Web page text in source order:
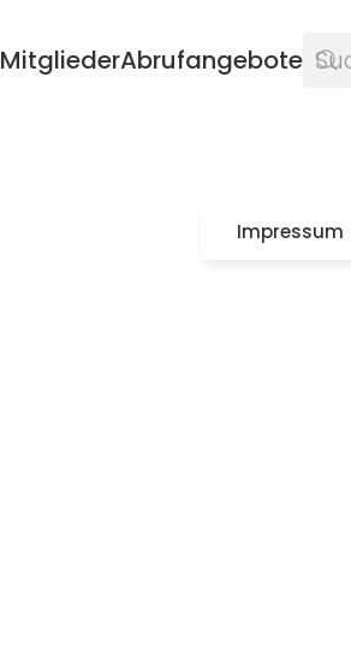
MitgliederAbrufangebote
Impressum